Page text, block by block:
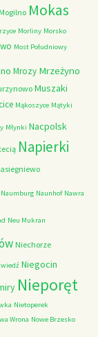
Mokas
Morliny Morsko
Most Południowy
Mrozy Mrzeżyno
Muszaki
Mąkoszyce Mątyki
Młynki Nacpolsk
Napierki
Naumburg Naunhof Nawra
Neu Mukran
Niechorze
Niegocin
Nieporęt
Nietoperek
Wrona Nowe Brzesko